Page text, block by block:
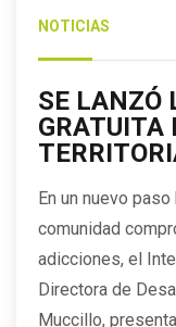
NOTICIAS
SE LANZÓ
GRATUITA
En un nuevo
comunidad
adicciones, el
Directora de
Muccillo,